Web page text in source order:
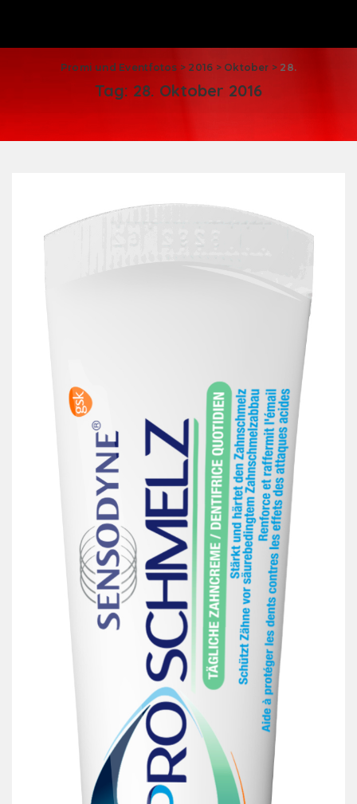
Promi und Eventfotos > 2016 > Oktober > 28.
Tag: 28. Oktober 2016